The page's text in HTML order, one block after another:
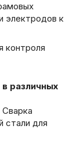
электродов к
контроля
различных
стали для